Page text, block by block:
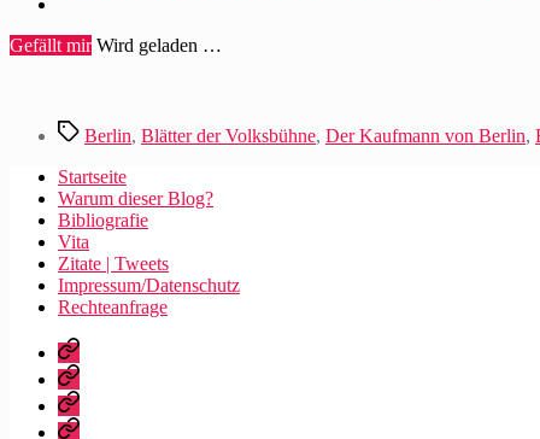
Gefällt mir Wird geladen …
Schlagwörter
Berlin, Blätter der Volksbühne, Der Kaufmann von Berlin,
Startseite
Warum dieser Blog?
Bibliografie
Vita
Zitate | Tweets
Impressum/Datenschutz
Rechteanfrage
Startseite
Warum
dieser
Blog?
Bibliografie
Vita